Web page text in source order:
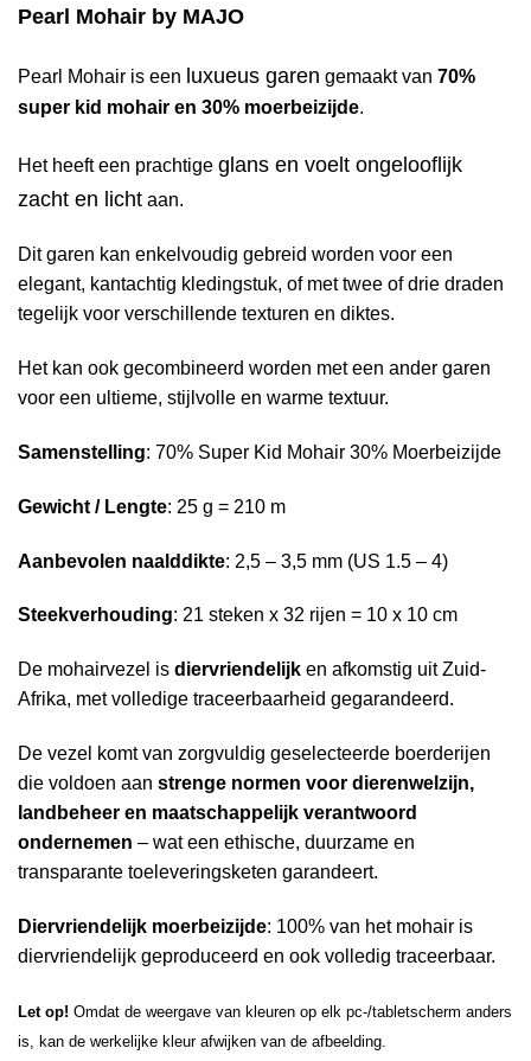
Pearl Mohair by MAJO
Pearl Mohair is een luxueus garen gemaakt van 70%
super kid mohair en 30% moerbeizijde.
Het heeft een prachtige glans en voelt ongelooflijk
zacht en licht aan.
Dit garen kan enkelvoudig gebreid worden voor een
elegant, kantachtig kledingstuk, of met twee of drie draden
tegelijk voor verschillende texturen en diktes.
Het kan ook gecombineerd worden met een ander garen
voor een ultieme, stijlvolle en warme textuur.
Samenstelling: 70% Super Kid Mohair 30% Moerbeizijde
Gewicht / Lengte: 25 g = 210 m
Aanbevolen naalddikte: 2,5 – 3,5 mm (US 1.5 – 4)
Steekverhouding: 21 steken x 32 rijen = 10 x 10 cm
De mohairvezel is diervriendelijk en afkomstig uit Zuid-
Afrika, met volledige traceerbaarheid gegarandeerd.
De vezel komt van zorgvuldig geselecteerde boerderijen
die voldoen aan strenge normen voor dierenwelzijn,
landbeheer en maatschappelijk verantwoord
ondernemen – wat een ethische, duurzame en
transparante toeleveringsketen garandeert.
Diervriendelijk moerbeizijde: 100% van het mohair is
diervriendelijk geproduceerd en ook volledig traceerbaar.
Let op! Omdat de weergave van kleuren op elk pc-/tabletscherm anders
is, kan de werkelijke kleur afwijken van de afbeelding.